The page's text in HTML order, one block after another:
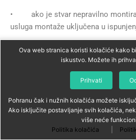
• ako je stvar nepravilno
usluga montaže uključena u
• ako je nepravilna montaža
uputama za montažu.
Ako je Kupac na temelju izjava
predstavnika očekivao postojanje
nedostatak se ne uzima u obzir ako
morao znati za te izjave, ili su te
Ova web stranica koristi kolačiće kako
iskustvo. Možete ih
Prihvati
Pohranu čak i nužnih kolačića možete
Ako isključite postavljanje svih kolačića,
više neće
Politika kolačića